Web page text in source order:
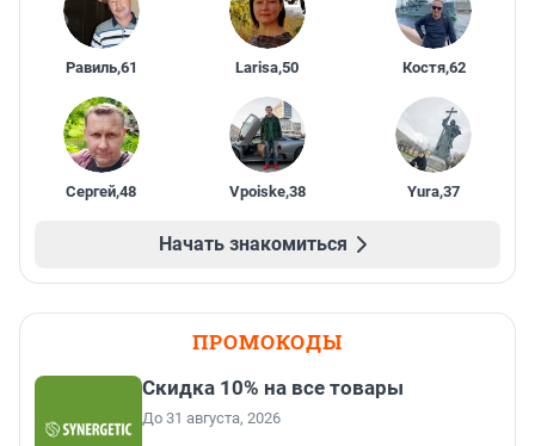
Равиль,61 Larisa,50 Костя,62
Сергей,48 Vpoiske,38 Yura,37
Начать знакомиться
ПРОМОКОДЫ
Скидка 10% на все товары
До 31 августа, 2026